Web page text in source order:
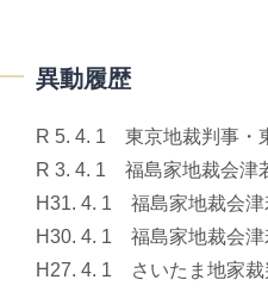
異動履歴
R 5. 4. 1 東京地裁判事・
R 3. 4. 1 福島家地裁会津
H31. 4. 1 福島家地裁会津
H30. 4. 1 福島家地裁会津
H27. 4. 1 さいたま地家裁